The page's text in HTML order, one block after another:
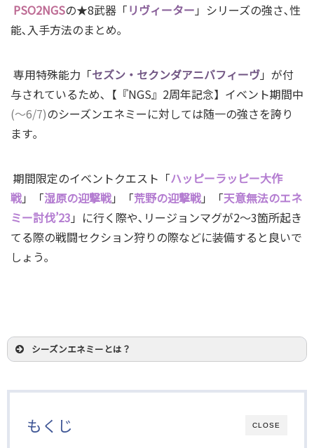
PSO2NGSの★8武器「リヴィーター 」シリーズの強さ､性
能､入手方法のまとめ｡
専用特殊能力「セズン・セクンダアニバフィーヴ」が付
与されているため､【『NGS』2周年記念】イベント期間中
(～6/7)のシーズンエネミーに対しては随一の強さを誇り
ます｡
期間限定のイベントクエスト「ハッピーラッピー大作
戦」「湿原の迎撃戦」「荒野の迎撃戦」「天意無法のエネ
ミー討伐’23 」に行く際や､リージョンマグが2～3箇所起き
てる際の戦闘セクション狩りの際などに装備すると良いで
しょう｡
シーズンエネミーとは？
CLOSE
もくじ